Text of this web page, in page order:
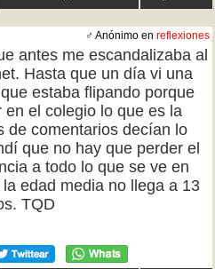
♂ Anónimo en reflexiones
antes me escandalizaba al
Hasta que un día vi una
estaba flipando porque
el colegio lo que es la
de comentarios decían lo
que no hay que perder el
a todo lo que se ve en
edad media no llega a 13
TQD